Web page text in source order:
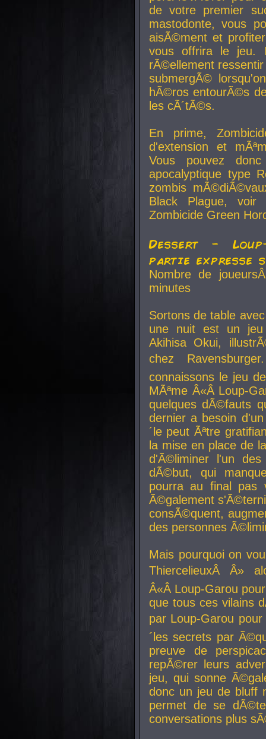
de votre premier
mastodonte, vous
aisÃ©ment et
vous offrira le jeu.
rÃ©ellement
submergÃ©
hÃ©ros entourÃ©s
les cÃ´tÃ©s.
En prime,
d'extension et
Vous pouvez
apocalyptique type
zombis
Black Plague,
Zombicide Green
Dessert -
partie expresse
Nombre de
minutes
Sortons de table
une nuit est un
Akihisa Okui,
chez
connaissons le jeu
MÃªme Â«Â Loup-
quelques dÃ©fauts
dernier a besoin
´le peut Ãªtre
la mise en place de
d'Ã©liminer l'un
dÃ©but, qui
pourra au final pas
Ã©galement
consÃ©quent,
des personnes
Mais pourquoi on
ThiercelieuxÂ Â»
Â«Â Loup-Garou
que tous ces vilains
par Loup-Garou
´les secrets par
preuve de
repÃ©rer leurs
jeu, qui sonne
donc un jeu de bluff
permet de se
conversations plus